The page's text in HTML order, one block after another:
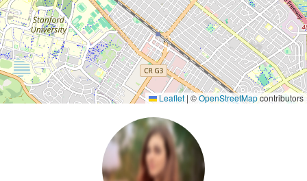
Leaflet | ©OpenStreetMapcontributors